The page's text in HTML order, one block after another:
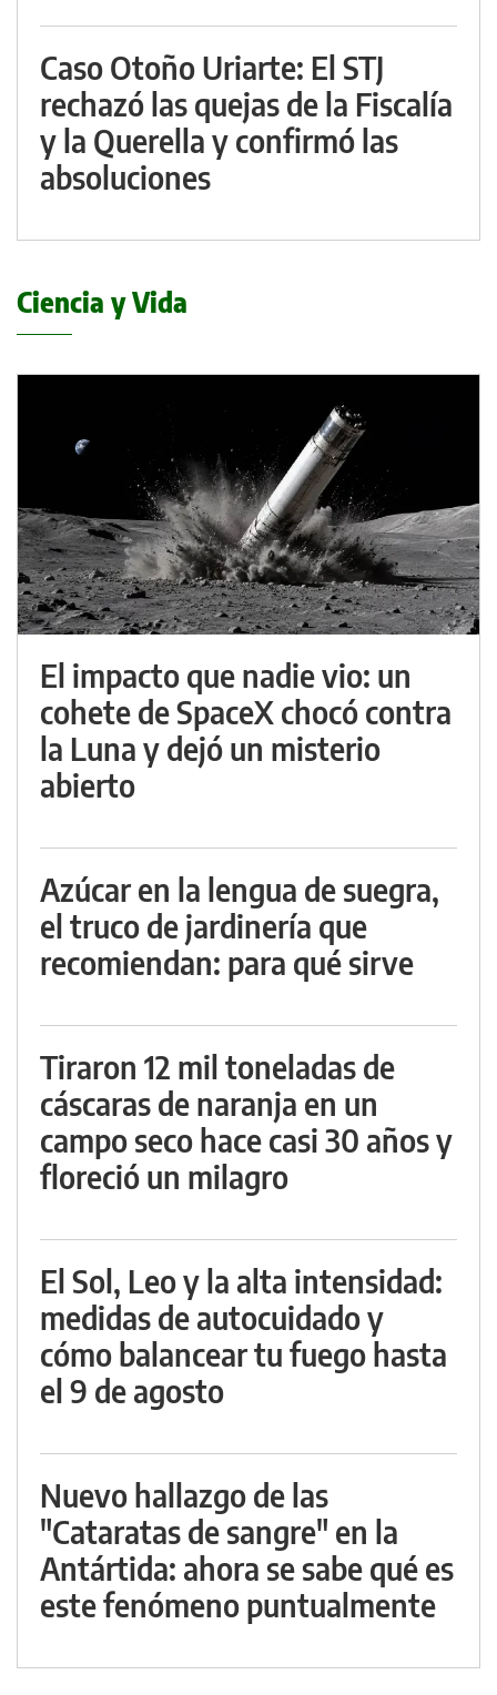
Caso Otoño Uriarte: El STJ
rechazó las quejas de la Fiscalía
y la Querella y confirmó las
absoluciones
Ciencia y Vida
El impacto que nadie vio: un
cohete de SpaceX chocó contra
la Luna y dejó un misterio
abierto
Azúcar en la lengua de suegra,
el truco de jardinería que
recomiendan: para qué sirve
Tiraron 12 mil toneladas de
cáscaras de naranja en un
campo seco hace casi 30 años y
floreció un milagro
El Sol, Leo y la alta intensidad:
medidas de autocuidado y
cómo balancear tu fuego hasta
el 9 de agosto
Nuevo hallazgo de las
"Cataratas de sangre" en la
Antártida: ahora se sabe qué es
este fenómeno puntualmente